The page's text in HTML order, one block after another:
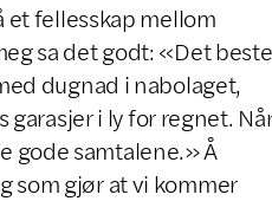
et fellesskap mellom
sa det godt: «Det beste
dugnad i nabolaget,
garasjer i ly for regnet.
gode samtalene.» Å
som gjør at vi kommer